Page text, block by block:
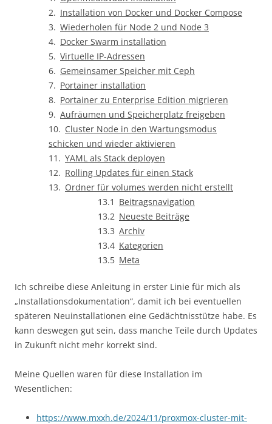
Installation von Docker und Docker Compose
Wiederholen für Node 2 und Node 3
Docker Swarm installation
Virtuelle IP-Adressen
Gemeinsamer Speicher mit Ceph
Portainer installation
Portainer zu Enterprise Edition migrieren
Aufräumen und Speicherplatz freigeben
Cluster Node in den Wartungsmodus
schicken und wieder aktivieren
YAML als Stack deployen
Rolling Updates für einen Stack
Ordner für volumes werden nicht erstellt
Beitragsnavigation
Neueste Beiträge
Archiv
Kategorien
Meta
Ich schreibe diese Anleitung in erster Linie für mich als
„Installationsdokumentation“, damit ich bei eventuellen
späteren Neuinstallationen eine Gedächtnisstütze habe. Es
kann deswegen gut sein, dass manche Teile durch Updates
in Zukunft nicht mehr korrekt sind.
Meine Quellen waren für diese Installation im
Wesentlichen:
https://www.mxxh.de/2024/11/proxmox-cluster-mit-